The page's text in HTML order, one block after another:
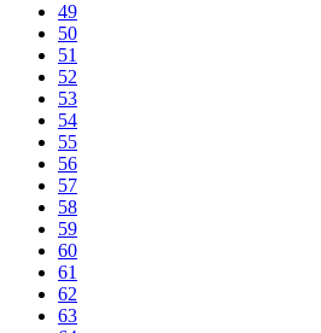
49
50
51
52
53
54
55
56
57
58
59
60
61
62
63